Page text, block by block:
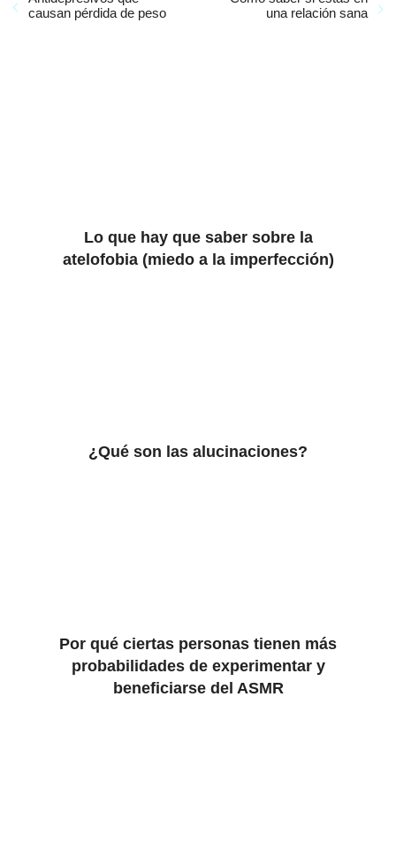
causan pérdida de peso
una relación sana
Lo que hay que saber sobre la
atelofobia (miedo a la imperfección)
¿Qué son las alucinaciones?
Por qué ciertas personas tienen más
probabilidades de experimentar y
beneficiarse del ASMR